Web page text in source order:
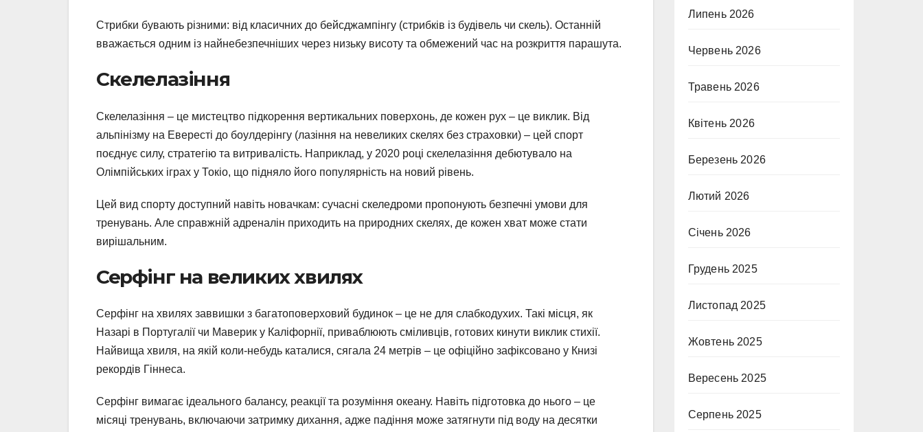
Стрибки бувають різними: від класичних до бейсджампінгу (стрибків із будівель чи скель). Останній
вважається одним із найнебезпечніших через низьку висоту та обмежений час на розкриття парашута.
Скелелазіння
Скелелазіння – це мистецтво підкорення вертикальних поверхонь, де кожен рух – це виклик. Від
альпінізму на Евересті до боулдерінгу (лазіння на невеликих скелях без страховки) – цей спорт
поєднує силу, стратегію та витривалість. Наприклад, у 2020 році скелелазіння дебютувало на
Олімпійських іграх у Токіо, що підняло його популярність на новий рівень.
Цей вид спорту доступний навіть новачкам: сучасні скеледроми пропонують безпечні умови для
тренувань. Але справжній адреналін приходить на природних скелях, де кожен хват може стати
вирішальним.
Серфінг на великих хвилях
Серфінг на хвилях заввишки з багатоповерховий будинок – це не для слабкодухих. Такі місця, як
Назарі в Португалії чи Маверик у Каліфорнії, приваблюють сміливців, готових кинути виклик стихії.
Найвища хвиля, на якій коли-небудь каталися, сягала 24 метрів – це офіційно зафіксовано у Книзі
рекордів Гіннеса.
Серфінг вимагає ідеального балансу, реакції та розуміння океану. Навіть підготовка до нього – це
місяці тренувань, включаючи затримку дихання, адже падіння може затягнути під воду на десятки
Липень 2026
Червень 2026
Травень 2026
Квітень 2026
Березень 2026
Лютий 2026
Січень 2026
Грудень 2025
Листопад 2025
Жовтень 2025
Вересень 2025
Серпень 2025